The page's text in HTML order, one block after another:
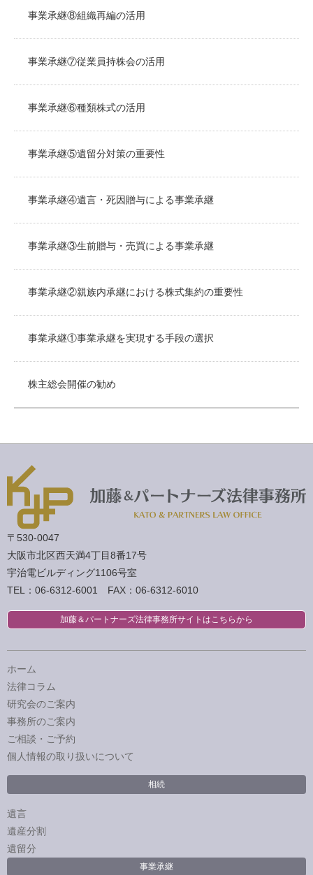
事業承継⑧組織再編の活用
事業承継⑦従業員持株会の活用
事業承継⑥種類株式の活用
事業承継⑤遺留分対策の重要性
事業承継④遺言・死因贈与による事業承継
事業承継③生前贈与・売買による事業承継
事業承継②親族内承継における株式集約の重要性
事業承継①事業承継を実現する手段の選択
株主総会開催の勧め
〒530-0047
大阪市北区西天満4丁目8番17号
宇治電ビルディング1106号室
TEL：06-6312-6001 FAX：06-6312-6010
加藤＆パートナーズ法律事務所サイトはこちらから
ホーム
法律コラム
研究会のご案内
事務所のご案内
ご相談・ご予約
個人情報の取り扱いについて
相続
遺言
遺産分割
遺留分
事業承継